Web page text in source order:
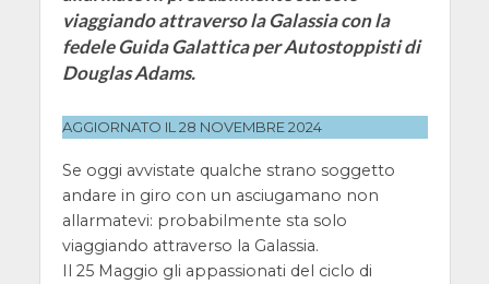
viaggiando attraverso la Galassia con la
fedele Guida Galattica per Autostoppisti di
Douglas Adams.
AGGIORNATO IL 28 NOVEMBRE 2024
Se oggi avvistate qualche strano soggetto
andare in giro con un asciugamano non
allarmatevi: probabilmente sta solo
viaggiando attraverso la Galassia.
Il 25 Maggio gli appassionati del ciclo di